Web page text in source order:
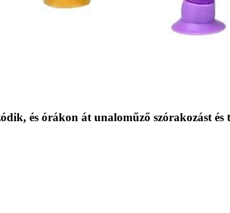
és órákon át unaloműző szórakozást és